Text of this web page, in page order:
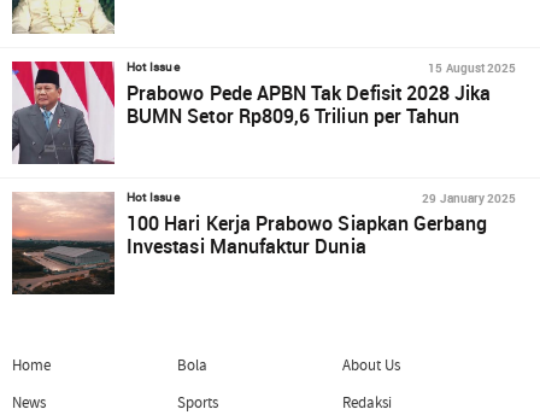
Hot Issue 15 August 2025
Prabowo Pede APBN Tak Defisit 2028 Jika
BUMN Setor Rp809,6 Triliun per Tahun
Hot Issue 29 January 2025
100 Hari Kerja Prabowo Siapkan Gerbang
Investasi Manufaktur Dunia
Home
News
Bola
Sports
About Us
Redaksi